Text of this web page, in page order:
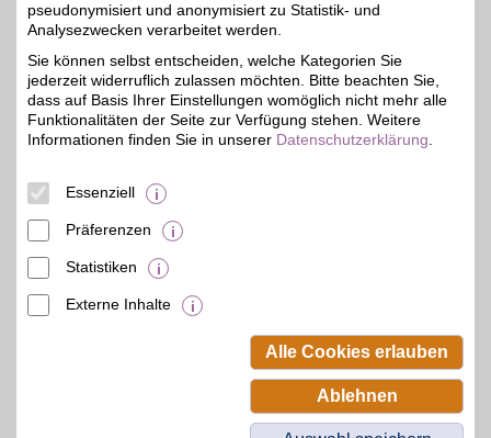
2%
ROSSMANN
Beim bekannten Drogerie-
Markt eine Vielzahl an
Produkten des täglichen
Bedarfs mit zahlreichen
Eigenmarken und einem
Beamten-Selbsthilfewerk GmbH.
pseudonymisiert und anonymisiert zu Statistik- und
Analysezwecken verarbeitet werden.
Sie können selbst entscheiden, welche Kategorien Sie
jederzeit widerruflich zulassen möchten. Bitte beachten Sie,
dass auf Basis Ihrer Einstellungen womöglich nicht mehr alle
Funktionalitäten der Seite zur Verfügung stehen. Weitere
Informationen finden Sie in unserer Datenschutzerklärung
Essenziell
Präferenzen
Statistiken
Externe Inhalte
Alle Cookies erlauben
Ablehnen